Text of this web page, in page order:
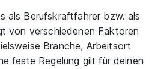
als Berufskraftfahrer bzw. als
von verschiedenen Faktoren
Branche, Arbeitsort
feste Regelung gilt für deinen